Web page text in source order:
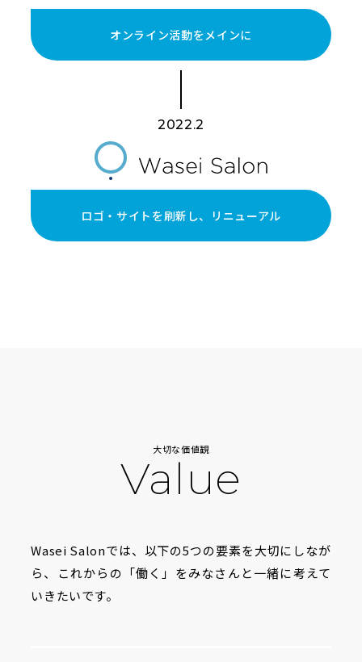
オンライン活動をメインに
2022.2
ロゴ・サイトを刷新し、リニューアル
大切な価値観
Value
Wasei Salonでは、以下の5つの要素を大切にしなが
ら、
これからの「働く」をみなさんと一緒に考えて
いきたいです。